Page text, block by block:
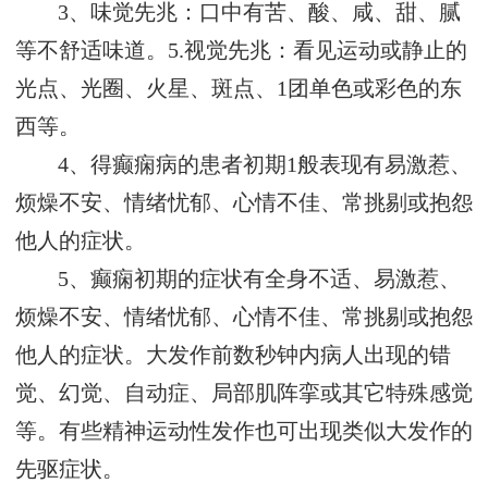
3、味觉先兆：口中有苦、酸、咸、甜、腻
等不舒适味道。5.视觉先兆：看见运动或静止的
光点、光圈、火星、斑点、1团单色或彩色的东
西等。
4、得癫痫病的患者初期1般表现有易激惹、
烦燥不安、情绪忧郁、心情不佳、常挑剔或抱怨
他人的症状。
5、癫痫初期的症状有全身不适、易激惹、
烦燥不安、情绪忧郁、心情不佳、常挑剔或抱怨
他人的症状。大发作前数秒钟内病人出现的错
觉、幻觉、自动症、局部肌阵挛或其它特殊感觉
等。有些精神运动性发作也可出现类似大发作的
先驱症状。